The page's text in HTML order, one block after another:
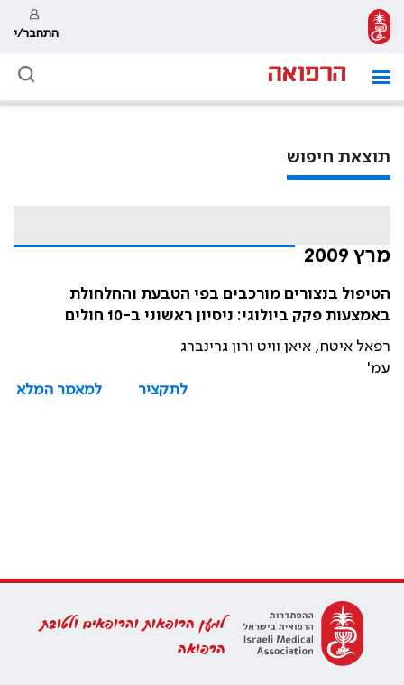
התחבר/י
תוצאת חיפוש
מרץ 2009
הטיפול בנצורים מורכבים בפי הטבעת והחלחולת
באמצעות פקק ביולוגי: ניסיון ראשוני ב-10 חולים
רפאל איטח, איאן וויט ורון גרינברג
עמ'
לתקציר
למאמר המלא
למען הרופאות והרופאים ולטובת
הרפואה